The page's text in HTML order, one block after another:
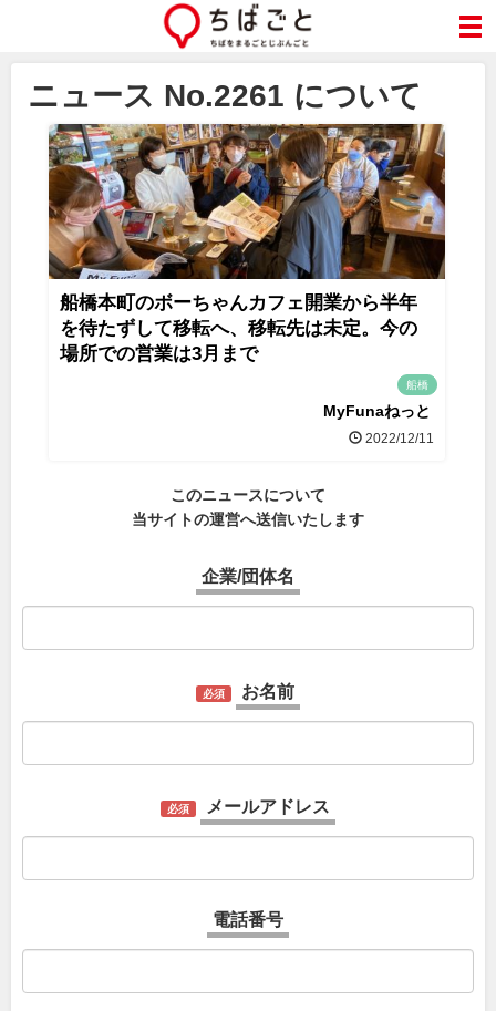
ニュース No.2261 について
船橋本町のボーちゃんカフェ開業から半年
を待たずして移転へ、移転先は未定。今の
場所での営業は3月まで
船橋
MyFunaねっと
2022/12/11
このニュースについて
当サイトの運営へ送信いたします
企業/団体名
必須 お名前
必須 メールアドレス
電話番号